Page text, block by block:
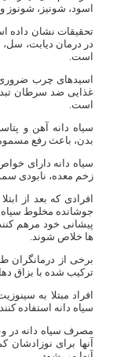
اسود، شونیز،
تحقیقات نشان داده
در درمان دیابت،
است.
اسیدهای چرب
غذایی ضد سرطان
است.
سیاه دانه آهن و
بدن، باعث رفع
سیاه دانه دارای
زخم معده، نابودی
افرادی که بعد از
جوشانده مخلوط سیاه
پیشانی خود مرهم
ها خلاص شوند.
برخی از درمانگران
ترکیب شده با بزاق
افراد مبتلا به
سیاه دانه استفاده
مصرف سیاه دانه در
آنها برای